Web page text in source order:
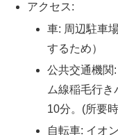
アクセス:
車: 周辺駐車
するため）
公共交通機関
ム線稲毛行
10分。(所要
自転車: イオ